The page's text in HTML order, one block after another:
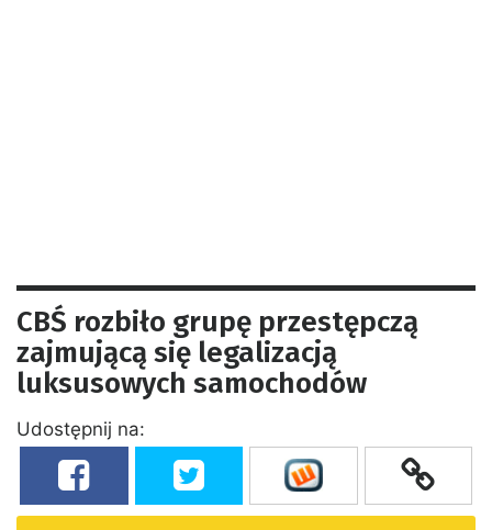
CBŚ rozbiło grupę przestępczą
zajmującą się legalizacją
luksusowych samochodów
Udostępnij na: